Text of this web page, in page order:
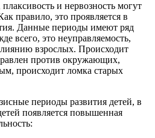
и нервозность могут
правило, это проявляется в
Данные периоды имеют ряд
всего, это неуправляемость,
взрослых. Происходит
против окружающих,
происходит ломка старых
периоды развития детей, в
появляется повышенная